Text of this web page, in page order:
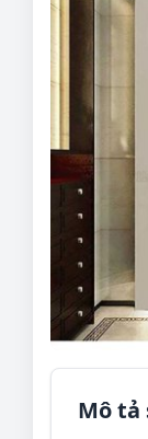
Mô tả